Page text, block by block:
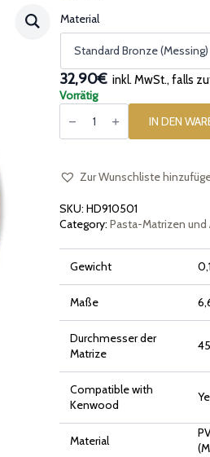
Material
32,90€ inkl. MwSt., falls
Vorrätig
Matrize
aus
Pilz
IN DEN
Zur Wunschliste
SKU: HD910501
Category: Pasta-Matrizen und
Gewicht
Maße
Durchmesser der
Matrize
Compatible with
Kenwood
Material